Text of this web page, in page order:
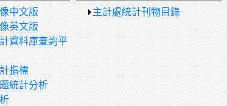
中文版
英文版
資料庫查詢平
指標
統計分析
主計處統計刊物目錄